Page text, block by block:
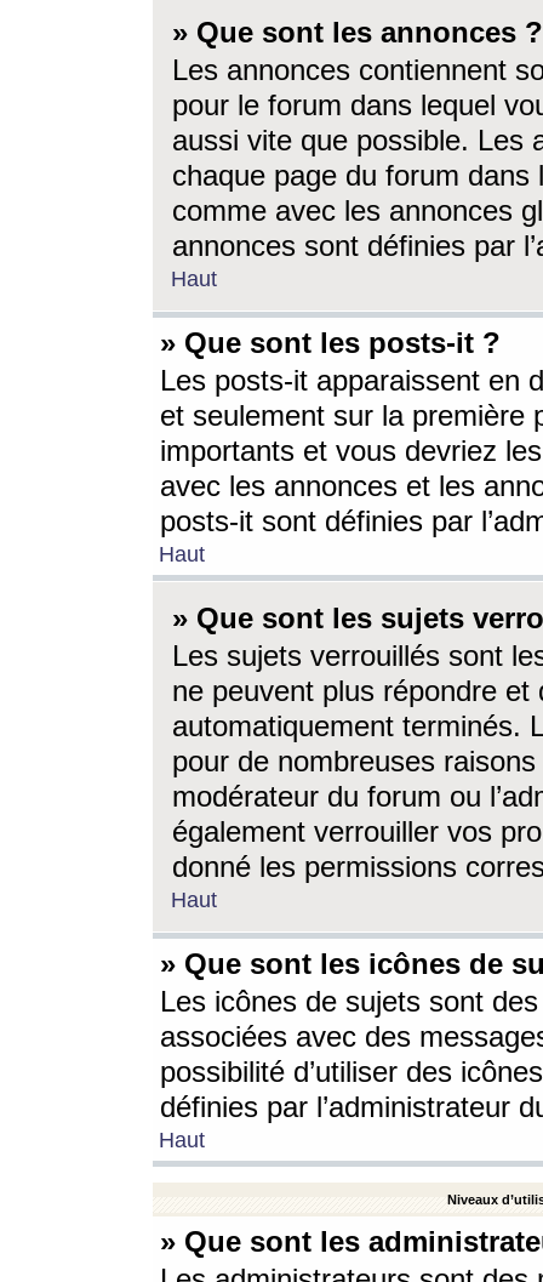
» Que sont les annonces ?
Les annonces contiennent
pour le forum dans lequel
aussi vite que possible. Les
chaque page du forum dans
comme avec les annonces
annonces sont définies par
Haut
» Que sont les posts-it ?
Les posts-it apparaissent en
et seulement sur la première
importants et vous devriez
avec les annonces et les
posts-it sont définies par
Haut
» Que sont les sujets
Les sujets verrouillés sont
ne peuvent plus répondre
automatiquement terminés.
pour de nombreuses
modérateur du forum ou
également verrouiller vos
donné les permissions
Haut
» Que sont les icônes de
Les icônes de sujets sont
associées avec des
possibilité d’utiliser des
définies par l’administrateur
Haut
Niveaux
» Que sont les